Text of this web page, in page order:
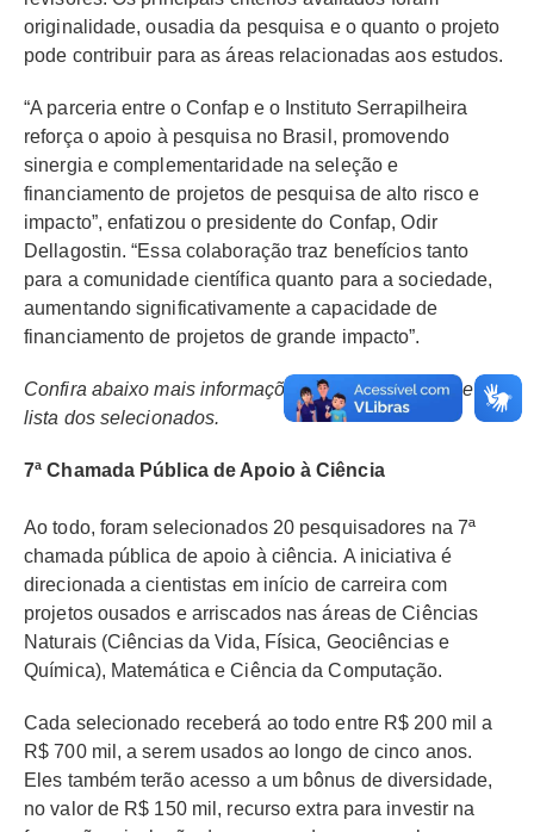
originalidade, ousadia da pesquisa e o quanto o projeto
pode contribuir para as áreas relacionadas aos estudos.
“A parceria entre o Confap e o Instituto Serrapilheira
reforça o apoio à pesquisa no Brasil, promovendo
sinergia e complementaridade na seleção e
financiamento de projetos de pesquisa de alto risco e
impacto”, enfatizou o presidente do Confap, Odir
Dellagostin. “Essa colaboração traz benefícios tanto
para a comunidade científica quanto para a sociedade,
aumentando significativamente a capacidade de
financiamento de projetos de grande impacto”.
Confira abaixo mais informações sobre cada edital e a
lista dos selecionados.
7ª Chamada Pública de Apoio à Ciência
Ao todo, foram selecionados 20 pesquisadores na 7ª
chamada pública de apoio à ciência. A iniciativa é
direcionada a cientistas em início de carreira com
projetos ousados e arriscados nas áreas de Ciências
Naturais (Ciências da Vida, Física, Geociências e
Química), Matemática e Ciência da Computação.
Cada selecionado receberá ao todo entre R$ 200 mil a
R$ 700 mil, a serem usados ao longo de cinco anos.
Eles também terão acesso a um bônus de diversidade,
no valor de R$ 150 mil, recurso extra para investir na